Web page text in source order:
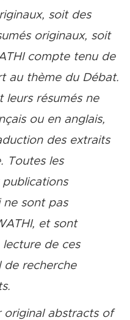
soit des
originaux, soit
compte tenu de
au thème du Débat.
leurs résumés ne
ou en anglais,
des extraits
Toutes les
ne sont pas
et sont
de ces
de recherche
original abstracts of